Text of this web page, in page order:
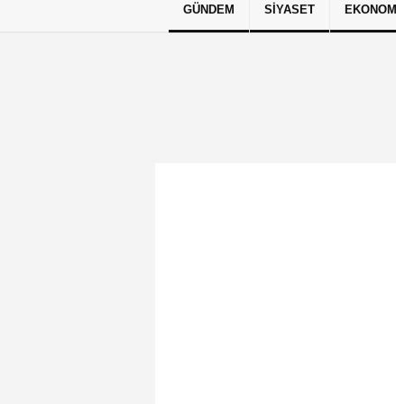
Künye İletişim Çerez Politikası
GÜNDEM SIYASET EKONOMI